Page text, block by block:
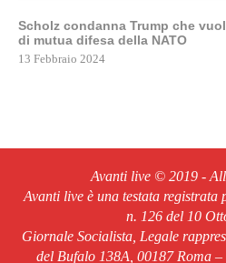
Scholz condanna Trump che
di mutua difesa della NATO
13 Febbraio 2024
Avanti live © 2019 -
Avanti live è una testata registrata
n. 126 del 10
Giornale Socialista, Legale
del Bufalo 138A, 00187 Roma